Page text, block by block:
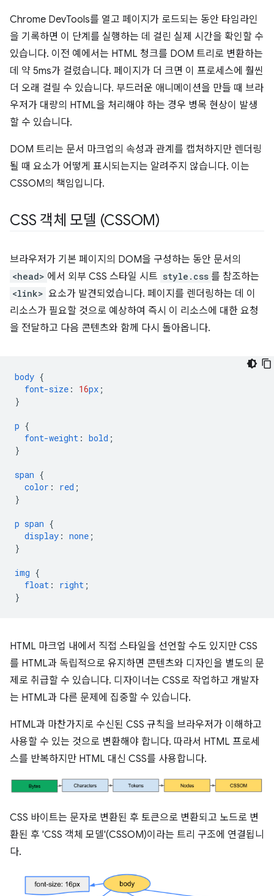
Chrome DevTools를 열고 페이지가 로드되는 동안 타임라인
을 기록하면 이 단계를 실행하는 데 걸린 실제 시간을 확인할 수
있습니다. 이전 예에서는 HTML 청크를 DOM 트리로 변환하는
데 약 5ms가 걸렸습니다. 페이지가 더 크면 이 프로세스에 훨씬
더 오래 걸릴 수 있습니다. 부드러운 애니메이션을 만들 때 브라
우저가 대량의 HTML을 처리해야 하는 경우 병목 현상이 발생
할 수 있습니다.
DOM 트리는 문서 마크업의 속성과 관계를 캡처하지만 렌더링
될 때 요소가 어떻게 표시되는지는 알려주지 않습니다. 이는
CSSOM의 책임입니다.
CSS 객체 모델 (CSSOM)
브라우저가 기본 페이지의 DOM을 구성하는 동안 문서의
<head> 에서 외부 CSS 스타일 시트 style.css 를 참조하는
<link> 요소가 발견되었습니다. 페이지를 렌더링하는 데 이
리소스가 필요할 것으로 예상하여 즉시 이 리소스에 대한 요청
을 전달하고 다음 콘텐츠와 함께 다시 돌아옵니다.
body {
font-size : 16px ;
}
p {
font-weight : bold ;
}
span {
color : red ;
}
p span {
display : none ;
}
img {
float : right ;
}
HTML 마크업 내에서 직접 스타일을 선언할 수도 있지만 CSS
를 HTML과 독립적으로 유지하면 콘텐츠와 디자인을 별도의 문
제로 취급할 수 있습니다. 디자이너는 CSS로 작업하고 개발자
는 HTML과 다른 문제에 집중할 수 있습니다.
HTML과 마찬가지로 수신된 CSS 규칙을 브라우저가 이해하고
사용할 수 있는 것으로 변환해야 합니다. 따라서 HTML 프로세
스를 반복하지만 HTML 대신 CSS를 사용합니다.
CSS 바이트는 문자로 변환된 후 토큰으로 변환되고 노드로 변
환된 후 'CSS 객체 모델'(CSSOM)이라는 트리 구조에 연결됩니
다.